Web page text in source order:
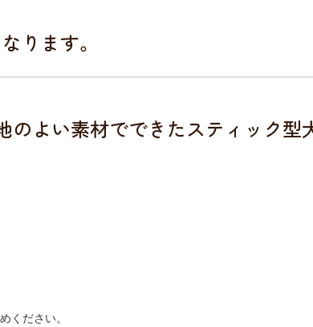
ります。
のよい素材でできたスティック型
ください。